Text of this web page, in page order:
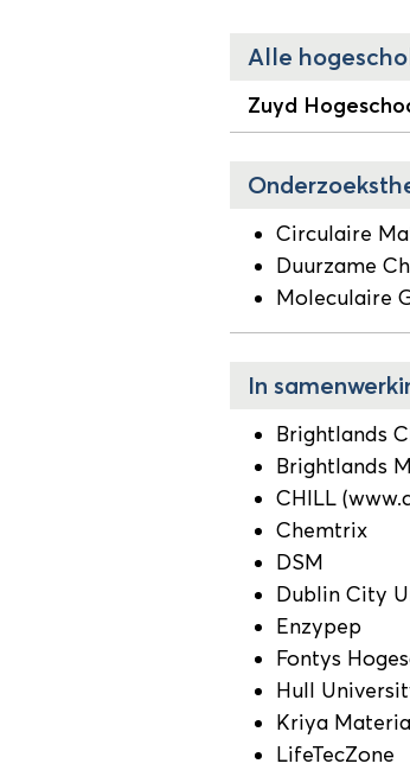
Alle
Zuyd
Circulaire
Duurzame
Moleculaire
In
Brightlands
Brightlands
CHILL
Chemtrix
DSM
Dublin City
Enzypep
Fontys
Hull
Kriya
LifeTecZone